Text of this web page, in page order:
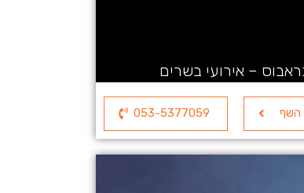
– אירועי בשרים
השף 053-5377059